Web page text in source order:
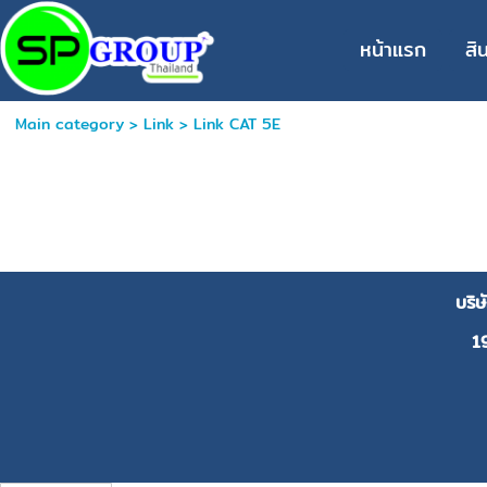
หน้าแรก สิ
Main category> Link> Link CAT 5E
บริ